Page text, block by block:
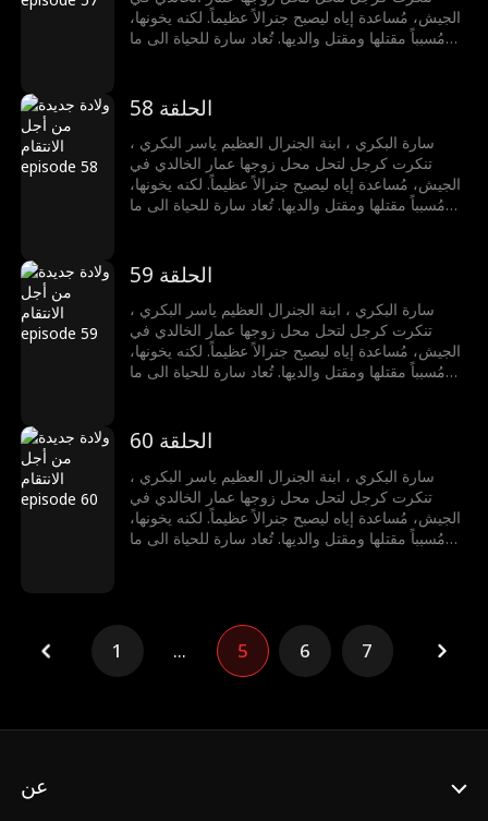
الجيش، مُساعدة إياه ليصبح جنرالاً عظيماً. لكنه يخونها،
مُسبباً مقتلها ومقتل والديها. تُعاد سارة للحياة الى ما
خالد مع قبائل الذئاب، فتقود هجوم كالنار، تهزمهم،
وتفضحهم. تُكرم كملكة الجبل الأسود، تختار الحرية
والسفر بحرية مع مراد المالكي، رافضة إظهار الرحمة
للأشرار.
الحلقة 58
سارة البكري ، ابنة الجنرال العظيم ياسر البكري ،
تنكرت كرجل لتحل محل زوجها عمار الخالدي في
الجيش، مُساعدة إياه ليصبح جنرالاً عظيماً. لكنه يخونها،
مُسبباً مقتلها ومقتل والديها. تُعاد سارة للحياة الى ما
خالد مع قبائل الذئاب، فتقود هجوم كالنار، تهزمهم،
وتفضحهم. تُكرم كملكة الجبل الأسود، تختار الحرية
والسفر بحرية مع مراد المالكي، رافضة إظهار الرحمة
للأشرار.
الحلقة 59
سارة البكري ، ابنة الجنرال العظيم ياسر البكري ،
تنكرت كرجل لتحل محل زوجها عمار الخالدي في
الجيش، مُساعدة إياه ليصبح جنرالاً عظيماً. لكنه يخونها،
مُسبباً مقتلها ومقتل والديها. تُعاد سارة للحياة الى ما
خالد مع قبائل الذئاب، فتقود هجوم كالنار، تهزمهم،
وتفضحهم. تُكرم كملكة الجبل الأسود، تختار الحرية
والسفر بحرية مع مراد المالكي، رافضة إظهار الرحمة
للأشرار.
الحلقة 60
سارة البكري ، ابنة الجنرال العظيم ياسر البكري ،
تنكرت كرجل لتحل محل زوجها عمار الخالدي في
الجيش، مُساعدة إياه ليصبح جنرالاً عظيماً. لكنه يخونها،
مُسبباً مقتلها ومقتل والديها. تُعاد سارة للحياة الى ما
وتفضحهم. تُكرم كملكة الجبل الأسود، تختار الحرية
والسفر بحرية مع مراد المالكي، رافضة إظهار الرحمة
للأشرار.
1 ... 5 6 7
عن